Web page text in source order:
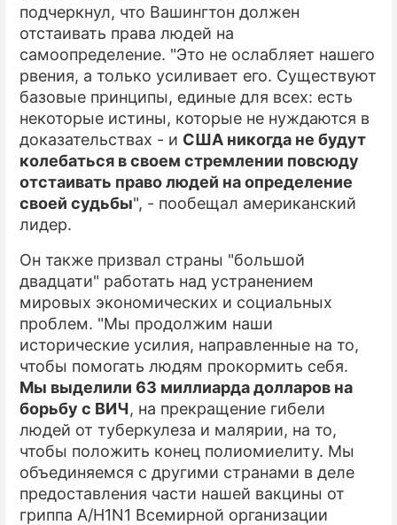
подчеркнул, что Вашингтон должен
отстаивать права людей на
самоопределение. "Это не ослабляет нашего
рвения, а только усиливает его. Существуют
базовые принципы, единые для всех: есть
некоторые истины, которые не нуждаются в
доказательствах - и США никогда не будут
колебаться в своем стремлении повсюду
отстаивать право людей на определение
своей судьбы", - пообещал американский
лидер.
Он также призвал страны "большой
двадцати" работать над устранением
мировых экономических и социальных
проблем. "Мы продолжим наши
исторические усилия, направленные на то,
чтобы помогать людям прокормить себя.
Мы выделили 63 миллиарда долларов на
борьбу с ВИЧ, на прекращение гибели
людей от туберкулеза и малярии, на то,
чтобы положить конец полиомиелиту. Мы
объединяемся с другими странами в деле
предоставления части нашей вакцины от
гриппа A/H1N1 Всемирной организации